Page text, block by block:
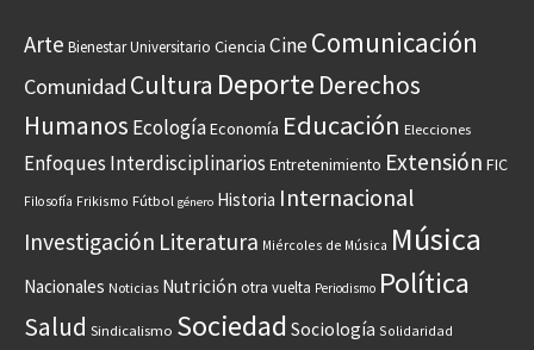
Arte Bienestar Universitario Ciencia CineComunicación
Comunidad Cultura Deporte Derechos
Humanos EcologíaEconomía Educación Elecciones
Enfoques Interdisciplinarios Entretenimiento Extensión FIC
Filosofía Frikismo Fútbol género Historia Internacional
Investigación Literatura Miércoles de Música Música
Nacionales Noticias Nutrición otra vuelta Periodismo Política
Salud Sindicalismo Sociedad Sociología Solidaridad